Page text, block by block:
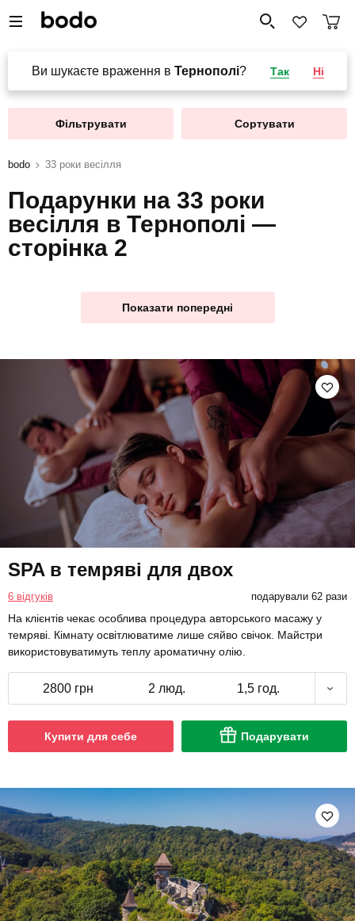
Ви шукаєте враження в Тернополі? Так Ні
Фільтрувати Сортувати
bodo 33 роки весілля
Подарунки на 33 роки
весілля в Тернополі —
сторінка 2
Показати попередні
SPA в темряві для двох
6 відгуків подарували 62 рази
На клієнтів чекає особлива процедура авторського масажу у
темряві. Кімнату освітлюватиме лише сяйво свічок. Майстри
використовуватимуть теплу ароматичну олію.
2800 грн 2 люд. 1,5 год.
Купити для себе Подарувати